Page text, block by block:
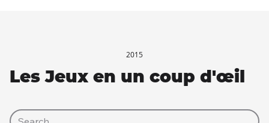
2015
Les Jeux en un coup d'œil